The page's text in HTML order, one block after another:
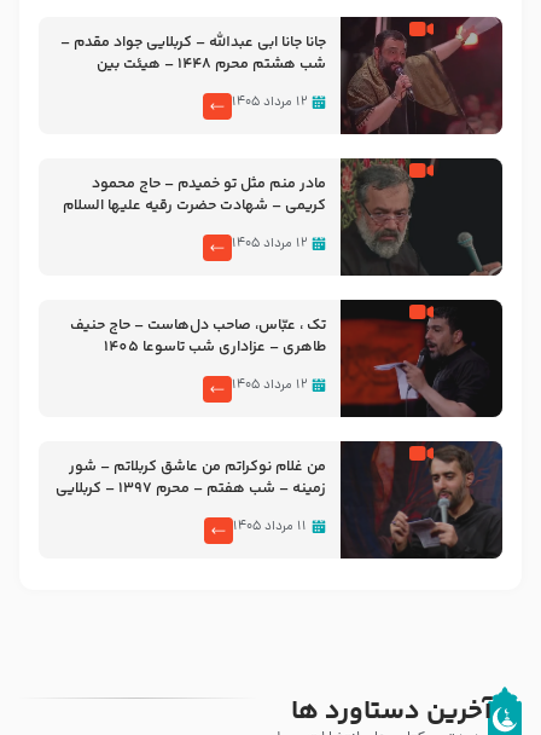
جانا جانا ابی عبدالله – کربلایی جواد مقدم –
شب هشتم محرم 1448 – هیئت بین
۱۲ مرداد ۱۴۰۵
مادر منم مثل تو خمیدم – حاج محمود
کریمی – شهادت حضرت رقیه علیها السلام
۱۲ مرداد ۱۴۰۵
تک ، عبّاس، صاحب دل‌هاست – حاج حنیف
طاهری – عزاداری شب تاسوعا 1405
۱۲ مرداد ۱۴۰۵
من غلام نوکراتم من عاشق کربلاتم – شور
زمینه – شب هفتم – محرم 1397 – کربلایی
۱۱ مرداد ۱۴۰۵
آخرین دستاورد ها